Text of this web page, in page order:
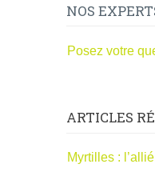
NOS
Posez votre
ARTICLES
Myrtilles :